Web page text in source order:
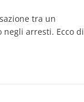
tra un
negli arresti. Ecco di